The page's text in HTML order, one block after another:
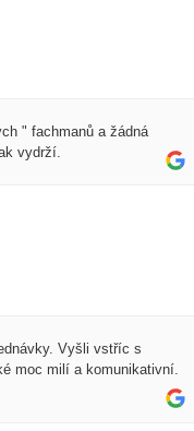
" fachmanů a žádná
vydrží.
Vyšli vstříc s
moc milí a komunikativní.